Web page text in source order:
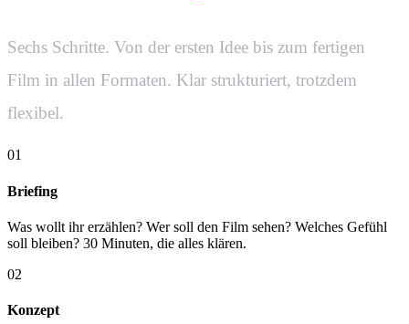
Sechs Schritte. Von der ersten Idee bis zum fertigen
Film in allen Formaten. Klar strukturiert, trotzdem
flexibel.
01
Briefing
Was wollt ihr erzählen? Wer soll den Film sehen? Welches Gefühl
soll bleiben? 30 Minuten, die alles klären.
02
Konzept